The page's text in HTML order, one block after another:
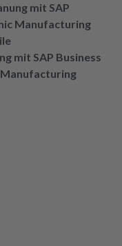
mit SAP
Manufacturing
mit SAP Business